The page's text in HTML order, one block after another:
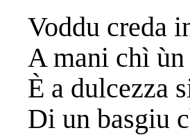
Voddu creda
A mani chì
È a dulcezza
Di un basgiu